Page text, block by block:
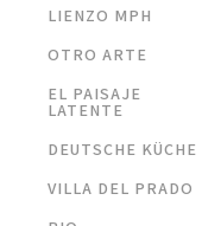
LIENZO MPH
OTRO ARTE
EL PAISAJE
LATENTE
DEUTSCHE KÜCHE
VILLA DEL PRADO